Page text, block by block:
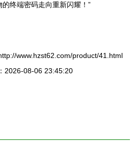
终端密码走向重新闪耀！”
www.hzst62.com/product/41.html
2026-08-06 23:45:20